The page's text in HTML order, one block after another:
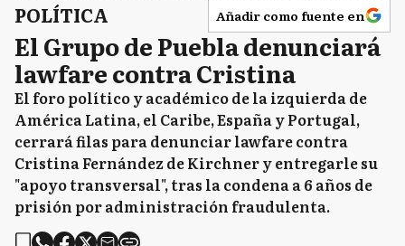
POLÍTICA Añadir como fuente en
El Grupo de Puebla denunciará
lawfare contra Cristina
El foro político y académico de la izquierda de
América Latina, el Caribe, España y Portugal,
cerrará filas para denunciar lawfare contra
Cristina Fernández de Kirchner y entregarle su
"apoyo transversal", tras la condena a 6 años de
prisión por administración fraudulenta.